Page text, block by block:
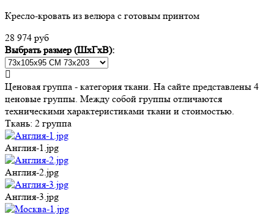
Кресло-кровать из велюра с готовым принтом
28 974 руб
Выбрать размер (ШхГхВ):
Ценовая группа - категория ткани. На сайте представлены 4
ценовые группы. Между собой группы отличаются
техническими характеристиками ткани и стоимостью.
Ткань: 2 группа
Англия-1.jpg
Англия-2.jpg
Англия-3.jpg